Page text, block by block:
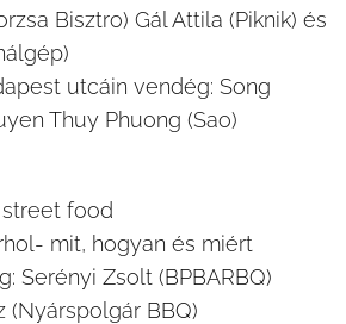
Bisztro) Gál Attila (Piknik) és
utcáin vendég: Song
Thuy Phuong (Sao)
street food
mit, hogyan és miért
Serényi Zsolt (BPBARBQ)
(Nyárspolgár BBQ)